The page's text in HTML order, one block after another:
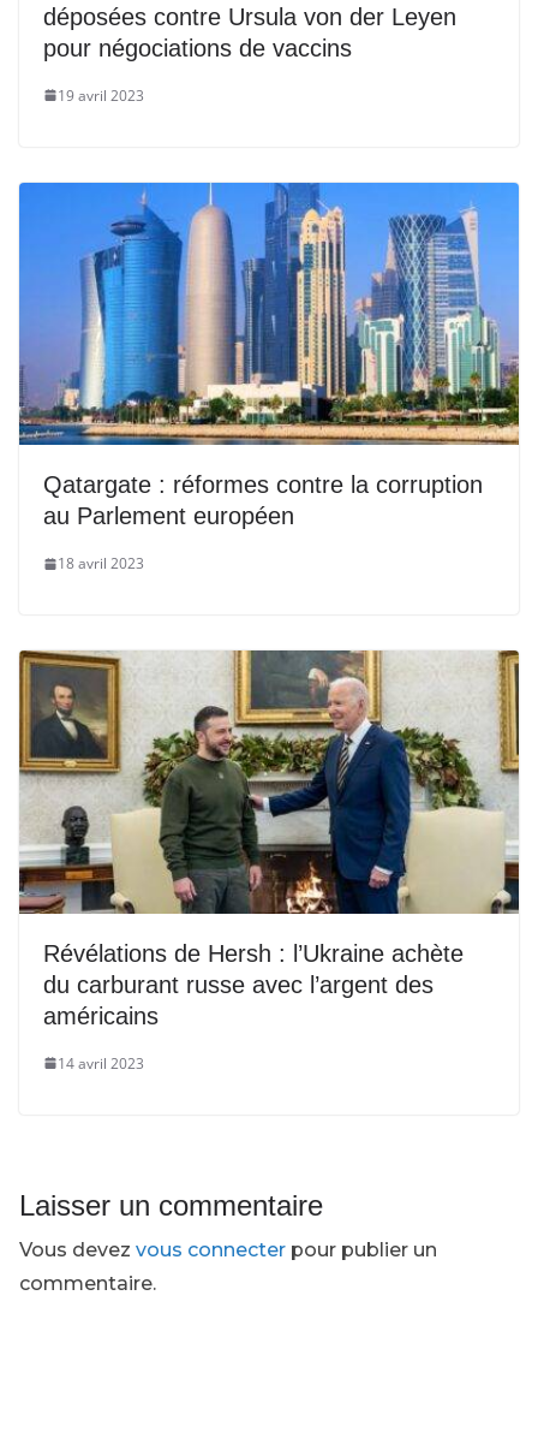
déposées contre Ursula von der Leyen
pour négociations de vaccins
19 avril 2023
Qatargate : réformes contre la corruption
au Parlement européen
18 avril 2023
Révélations de Hersh : l’Ukraine achète
du carburant russe avec l’argent des
américains
14 avril 2023
Laisser un commentaire
Vous devez vous connecter pour publier un
commentaire.